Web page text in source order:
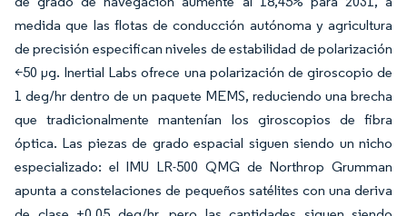
medida que las flotas de conducción autónoma y agricultura
de precisión especifican niveles de estabilidad de polarización
<50 µg. Inertial Labs ofrece una polarización de giroscopio de
1 deg/hr dentro de un paquete MEMS, reduciendo una brecha
que tradicionalmente mantenían los giroscopios de fibra
óptica. Las piezas de grado espacial siguen siendo un nicho
especializado: el IMU LR-500 QMG de Northrop Grumman
apunta a constelaciones de pequeños satélites con una deriva